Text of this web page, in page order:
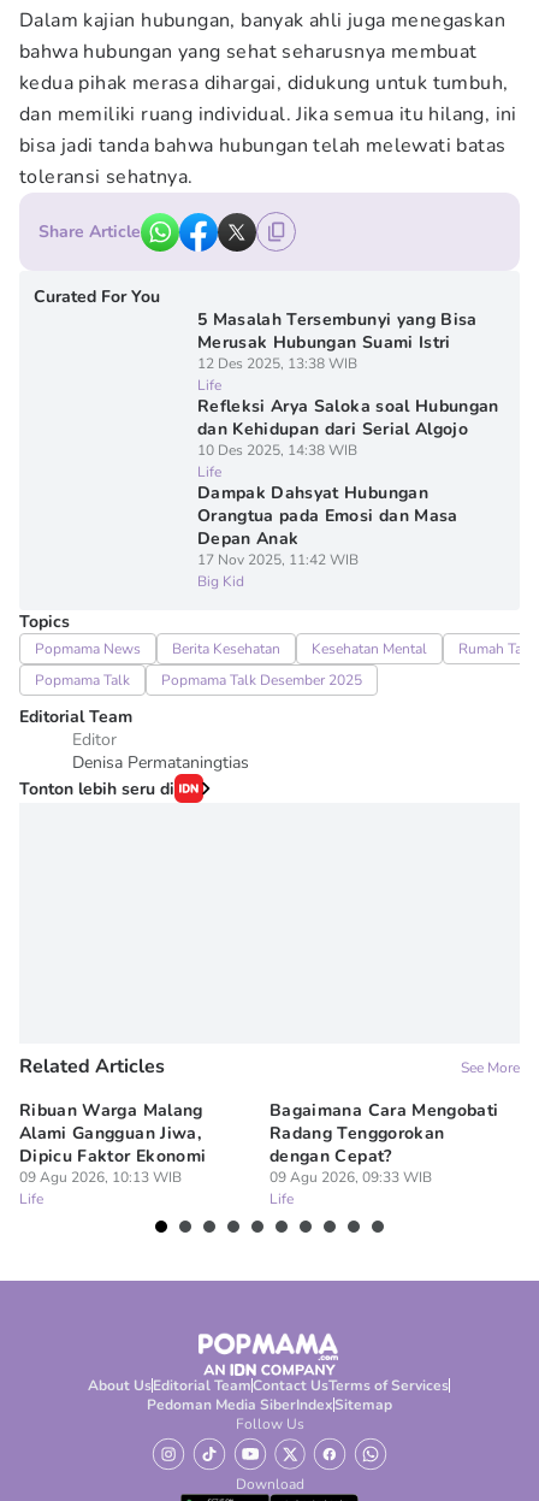
Dalam kajian hubungan, banyak ahli juga menegaskan
bahwa hubungan yang sehat seharusnya membuat
kedua pihak merasa dihargai, didukung untuk tumbuh,
dan memiliki ruang individual. Jika semua itu hilang, ini
bisa jadi tanda bahwa hubungan telah melewati batas
toleransi sehatnya.
Share Article
Curated For You
5 Masalah Tersembunyi yang Bisa
Merusak Hubungan Suami Istri
12 Des 2025, 13:38 WIB
Life
Refleksi Arya Saloka soal Hubungan
dan Kehidupan dari Serial Algojo
10 Des 2025, 14:38 WIB
Life
Dampak Dahsyat Hubungan
Orangtua pada Emosi dan Masa
Depan Anak
17 Nov 2025, 11:42 WIB
Big Kid
Topics
Popmama News Berita Kesehatan Kesehatan Mental
Rumah
Popmama Talk
Popmama Talk Desember 2025
Editorial Team
Editor
Denisa Permataningtias
Tonton lebih seru di
Related Articles See More
Ribuan Warga Malang
Alami Gangguan Jiwa,
Dipicu Faktor Ekonomi
09 Agu 2026, 10:13 WIB
Life
Bagaimana Cara Mengobati
Radang Tenggorokan
dengan Cepat?
09 Agu 2026, 09:33 WIB
Life
About UsEditorial TeamContact UsTerms of Services
Pedoman Media SiberIndexSitemap
Follow Us
Download